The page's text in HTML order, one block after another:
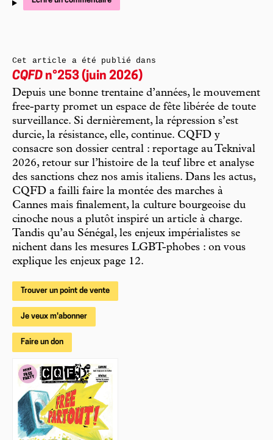
Cet article a été publié dans
CQFD n°253 (juin 2026)
Depuis une bonne trentaine d’années, le mouvement
free-party promet un espace de fête libérée de toute
surveillance. Si dernièrement, la répression s’est
durcie, la résistance, elle, continue. CQFD y
consacre son dossier central : reportage au Teknival
2026, retour sur l’histoire de la teuf libre et analyse
des sanctions chez nos amis italiens. Dans les actus,
CQFD a failli faire la montée des marches à
Cannes mais finalement, la culture bourgeoise du
cinoche nous a plutôt inspiré un article à charge.
Tandis qu’au Sénégal, les enjeux impérialistes se
nichent dans les mesures LGBT-phobes : on vous
explique les enjeux page 12.
Trouver un point de vente
Je veux m'abonner
Faire un don